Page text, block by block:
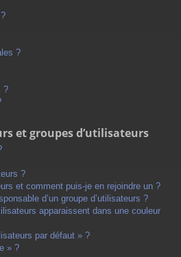
?
?
et groupes d’utilisateurs
?
et comment puis-je en rejoindre un ?
d’un groupe d’utilisateurs ?
apparaissent dans une couleur
par défaut » ?
» ?